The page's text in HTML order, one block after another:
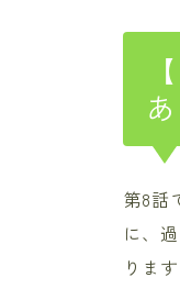
第8話
に、
ります